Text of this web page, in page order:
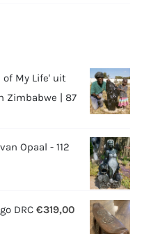
My Life' uit
Zimbabwe | 87
Opaal - 112
Huidige
is:DRC €319,00